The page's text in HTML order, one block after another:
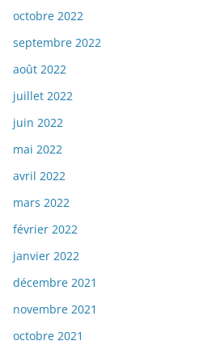
octobre 2022
septembre 2022
août 2022
juillet 2022
juin 2022
mai 2022
avril 2022
mars 2022
février 2022
janvier 2022
décembre 2021
novembre 2021
octobre 2021